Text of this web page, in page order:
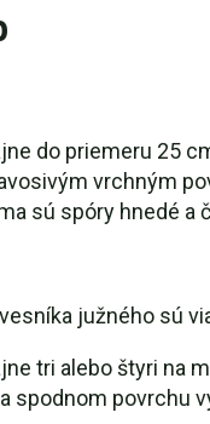
do priemeru 25
vrchným
sú spóry hnedé
južného sú
tri alebo štyri na
spodnom povrchu